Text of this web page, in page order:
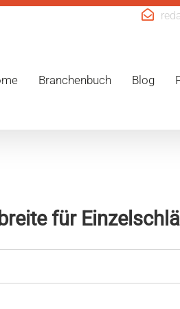
Branchenbuch Blog
für